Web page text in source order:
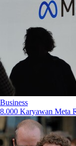
Business
8.000 Karyawan Meta